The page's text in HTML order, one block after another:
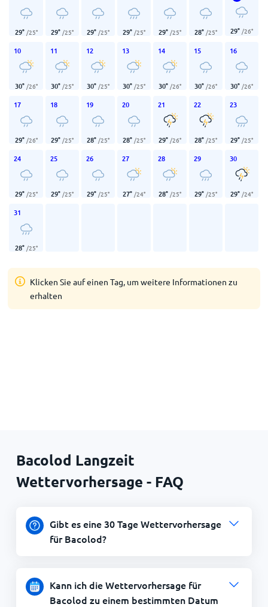
29° /25° 29° /25° 29° /25° 29° /25° 29° /25° 28° /25° 29° /26°
10
30° /26°
11
30° /25°
12
30° /25°
13
30° /25°
14
30° /26°
15
30° /26°
16
30° /26°
17
29° /26°
18
29° /25°
19
28° /25°
20
28° /25°
21
29° /26°
22
28° /25°
23
29° /25°
24
29° /25°
25
29° /25°
26
29° /25°
27
27° /24°
28
28° /25°
29
29° /25°
30
29° /24°
31
28° /25°
Klicken Sie auf einen Tag, um weitere Informationen zu
erhalten
Bacolod Langzeit
Wettervorhersage - FAQ
Gibt es eine 30 Tage Wettervorhersage
für Bacolod?
Kann ich die Wettervorhersage für
Bacolod zu einem bestimmten Datum